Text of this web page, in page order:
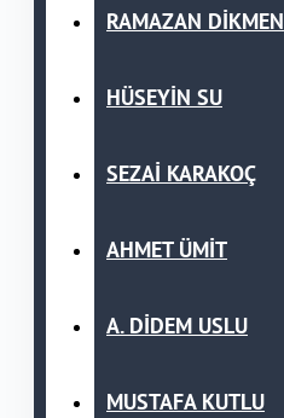
RAMAZAN DİKMEN
HÜSEYİN SU
SEZAİ KARAKOÇ
AHMET ÜMİT
A. DİDEM USLU
MUSTAFA KUTLU